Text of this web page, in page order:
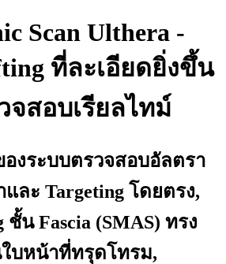
Scan Ulthera -
ที่ละเอียดยิ่งขึ้น
จสอบเรียลไทม์
งระบบตรวจสอบอัลตรา
ละ Targeting โดยตรง,
ชั้น Fascia (SMAS) ทรง
บหน้าที่ทรุดโทรม,